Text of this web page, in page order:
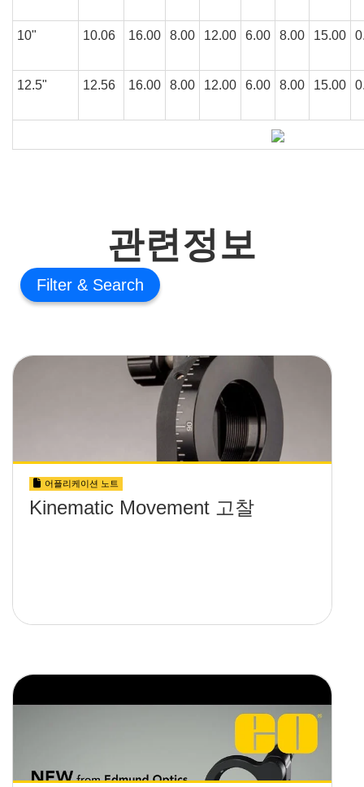
10" 10.06 16.00 8.00 12.00 6.00 8.00 15.00
12.5" 12.56 16.00 8.00 12.00 6.00 8.00 15.00
관련정보
Filter
어플리케이션 노트
Kinematic Movement 고찰